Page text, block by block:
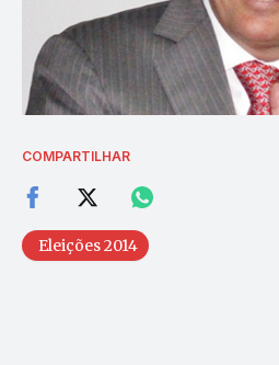
COMPARTILHAR
Eleições 2014